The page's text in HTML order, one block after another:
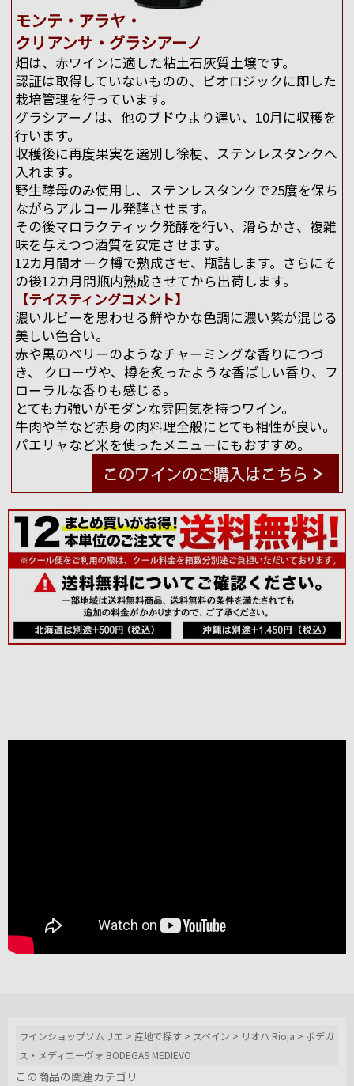
モンテ・アラヤ・
クリアンサ・グラシアーノ
畑は、赤ワインに適した粘土石灰質土壌です。
認証は取得していないものの、ビオロジックに即した
栽培管理を行っています。
グラシアーノは、他のブドウより遅い、10月に収穫を
行います。
収穫後に再度果実を選別し徐梗、ステンレスタンクへ
入れます。
野生酵母のみ使用し、ステンレスタンクで25度を保ち
ながらアルコール発酵させます。
その後マロラクティック発酵を行い、滑らかさ、複雑
味を与えつつ酒質を安定させます。
12カ月間オーク樽で熟成させ、瓶詰します。さらにそ
の後12カ月間瓶内熟成させてから出荷します。
【テイスティングコメント】
濃いルビーを思わせる鮮やかな色調に濃い紫が混じる
美しい色合い。
赤や黒のベリーのようなチャーミングな香りにつづ
き、 クローヴや、樽を炙ったような香ばしい香り、フ
ローラルな香りも感じる。
とても力強いがモダンな雰囲気を持つワイン。
牛肉や羊など赤身の肉料理全般にとても相性が良い。
パエリャなど米を使ったメニューにもおすすめ。
ワインショップソムリエ > 産地で探す > スペイン > リオハ Rioja >ボデガ
ス・メディエーヴォ BODEGAS MEDIEVO
この商品の関連カテゴリ